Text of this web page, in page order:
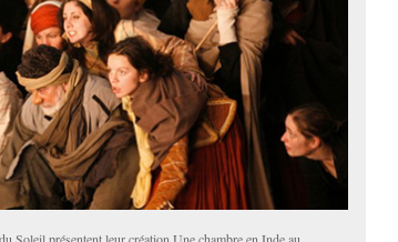
Soleil présentent leur création Une chambre en Inde au